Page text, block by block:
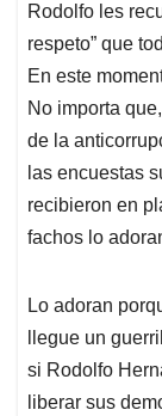
Rodolfo les
respeto” que
En este
No importa
de la
las encuestas
recibieron en
fachos lo
Lo adoran
llegue un
si Rodolfo
liberar sus